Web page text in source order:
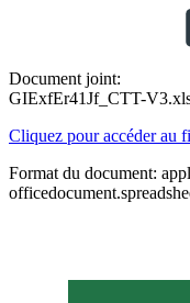
Document joint:
GIExfEr41Jf_CTT-
Cliquez pour accéder au
Format du document: